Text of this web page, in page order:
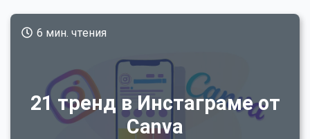
21 тренд в Инстаграме от
Canva
6 мин. чтения